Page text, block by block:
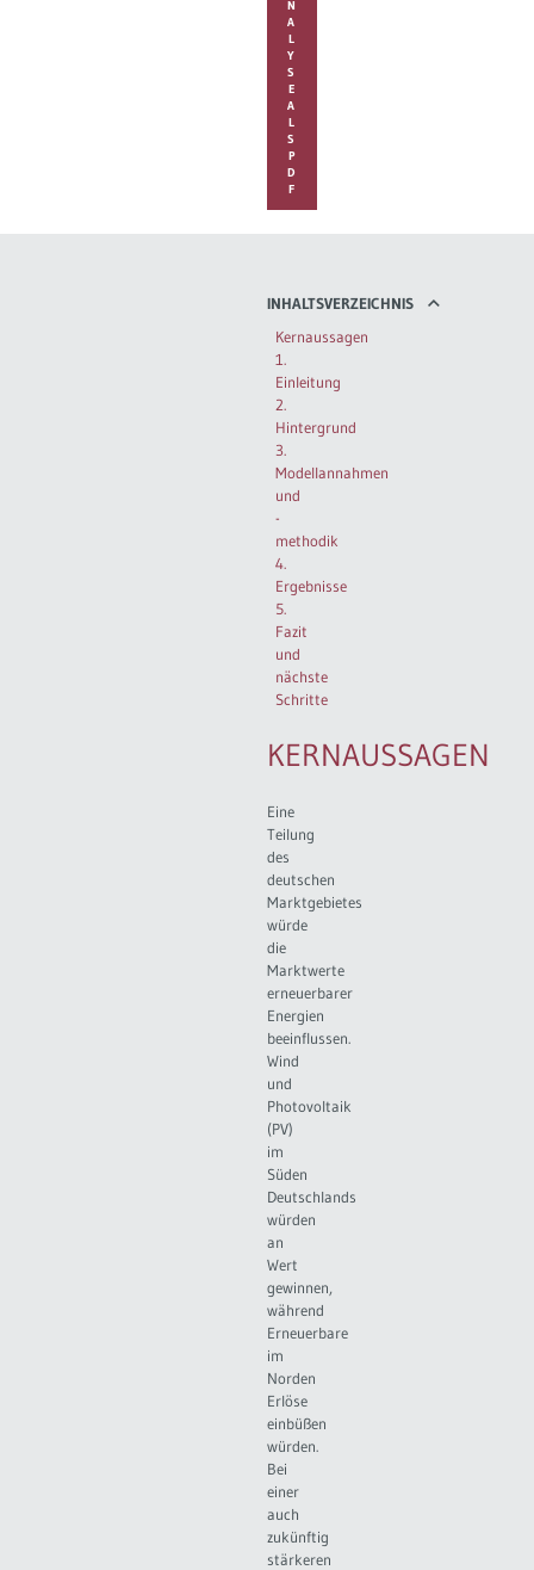
N
A
L
Y
S
E
A
L
S
P
D
F
INHALTSVERZEICHNIS
Kernaussagen
1.
Einleitung
2.
Hintergrund
3.
Modellannahmen
und
-
methodik
4.
Ergebnisse
5.
Fazit
und
nächste
Schritte
KERNAUSSAGEN
Eine
Teilung
des
deutschen
Marktgebietes
würde
die
Marktwerte
erneuerbarer
Energien
beeinflussen.
Wind
und
Photovoltaik
(PV)
im
Süden
Deutschlands
würden
an
Wert
gewinnen,
während
Erneuerbare
im
Norden
Erlöse
einbüßen
würden.
Bei
einer
auch
zukünftig
stärkeren